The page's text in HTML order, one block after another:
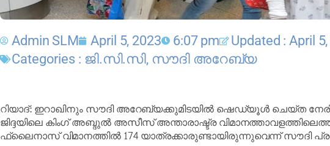
Admin SLM April 5, 2023 6:07 pm Updated : April
Categories : ജി.സി.സി, സൗദി അറേബ്യ
റിയാദ്: ഇറാഖിനും സൗദി അറേബ്യക്കുമിടയിൽ ഷെഡ്യൂൾ ചെയ്ത
ജിദ്ദയിലെ കിംഗ് അബ്ദുൽ അസീസ് അന്താരാഷ്ട്ര
ഫ്ലൈനാസ് വിമാനത്തിൽ 174 യാത്രക്കാരുണ്ടായിരുന്നുവെന്ന് സൗദി